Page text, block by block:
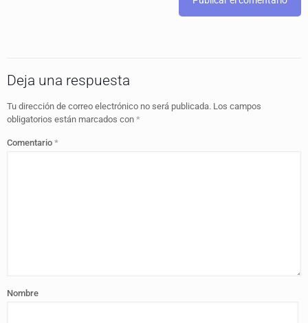
Deja una respuesta
Tu dirección de correo electrónico no será publicada. Los campos
obligatorios están marcados con *
Comentario *
Nombre